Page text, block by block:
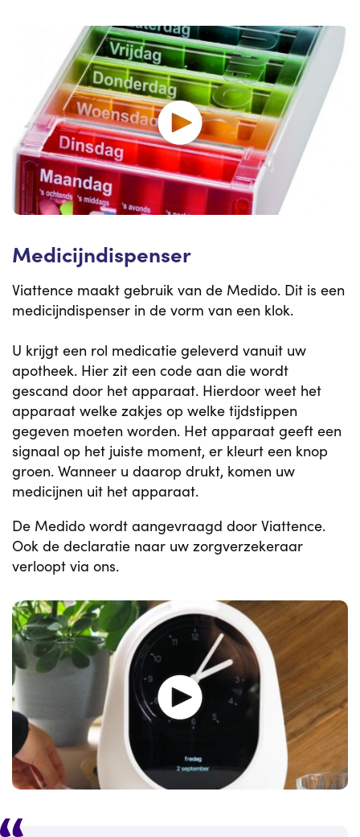
Medicijndispenser
Viattence maakt gebruik van de Medido. Dit is een
medicijndispenser in de vorm van een klok.
U krijgt een rol medicatie geleverd vanuit uw
apotheek. Hier zit een code aan die wordt
gescand door het apparaat. Hierdoor weet het
apparaat welke zakjes op welke tijdstippen
gegeven moeten worden. Het apparaat geeft een
signaal op het juiste moment, er kleurt een knop
groen. Wanneer u daarop drukt, komen uw
medicijnen uit het apparaat.
De Medido wordt aangevraagd door Viattence.
Ook de declaratie naar uw zorgverzekeraar
verloopt via ons.